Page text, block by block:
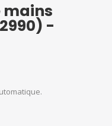
mains
-